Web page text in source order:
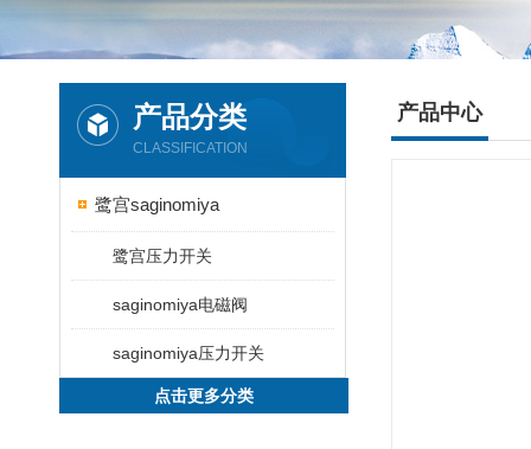
产品分类
CLASSIFICATION
鹭宫saginomiya
鹭宫压力开关
saginomiya电磁阀
saginomiya压力开关
点击更多分类
产品中心